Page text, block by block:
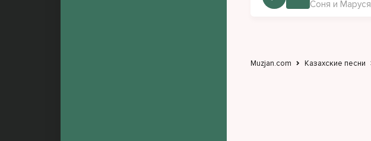
Соня и Маруся
Muzjan.com Казахские песни